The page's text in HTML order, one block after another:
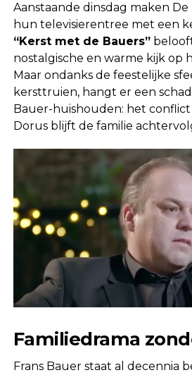
Aanstaande dinsdag maken De
hun televisierentree met een
“Kerst met de Bauers”
nostalgische en warme kijk op
Maar ondanks de feestelijke
kersttruien, hangt er een
Bauer-huishouden: het conflict
Dorus blijft de familie
Familiedrama
Frans Bauer staat al decennia